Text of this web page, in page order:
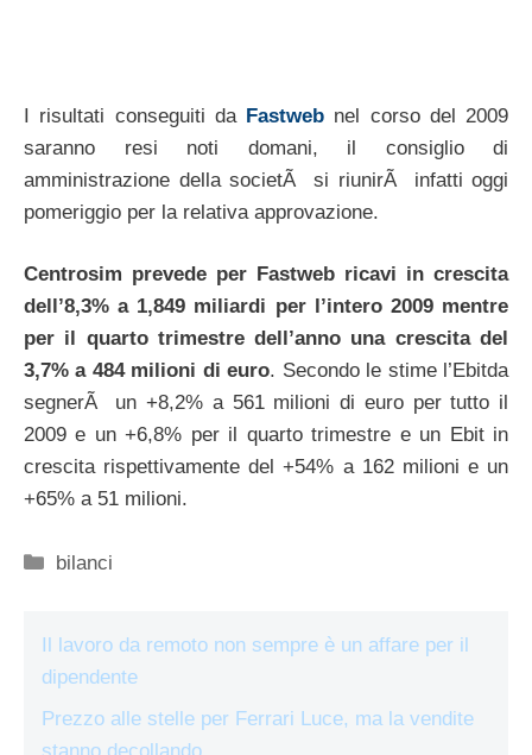
I risultati conseguiti da Fastweb nel corso del 2009
saranno resi noti domani, il consiglio di
amministrazione della societÃ si riunirÃ infatti oggi
pomeriggio per la relativa approvazione.
Centrosim prevede per Fastweb ricavi in crescita
dell’8,3% a 1,849 miliardi per l’intero 2009 mentre
per il quarto trimestre dell’anno una crescita del
3,7% a 484 milioni di euro. Secondo le stime l’Ebitda
segnerÃ un +8,2% a 561 milioni di euro per tutto il
2009 e un +6,8% per il quarto trimestre e un Ebit in
crescita rispettivamente del +54% a 162 milioni e un
+65% a 51 milioni.
Categorie
bilanci
Il lavoro da remoto non sempre è un affare per il
dipendente
Prezzo alle stelle per Ferrari Luce, ma la vendite